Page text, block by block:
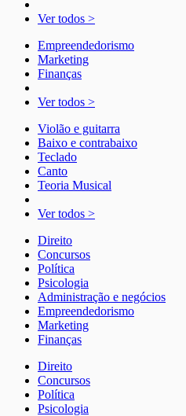
Ver todos >
Empreendedorismo
Marketing
Finanças
Ver todos >
Violão e guitarra
Baixo e contrabaixo
Teclado
Canto
Teoria Musical
Ver todos >
Direito
Concursos
Política
Psicologia
Administração e negócios
Empreendedorismo
Marketing
Finanças
Direito
Concursos
Política
Psicologia